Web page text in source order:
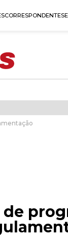
CORRESPONDENTES